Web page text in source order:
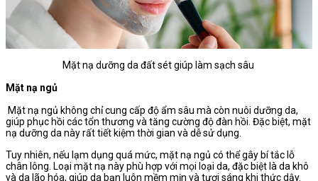
Mặt nạ dưỡng da đất sét giúp làm sạch sâu
Mặt nạ ngủ
Mặt nạ ngủ không chỉ cung cấp độ ẩm sâu mà còn nuôi dưỡng da,
giúp phục hồi các tổn thương và tăng cường độ đàn hồi. Đặc biệt, mặt
nạ dưỡng da này rất tiết kiệm thời gian và dễ sử dụng.
Tuy nhiên, nếu lạm dụng quá mức, mặt nạ ngủ có thể gây bí tắc lỗ
chân lông. Loại mặt nạ này phù hợp với mọi loại da, đặc biệt là da khô
và da lão hóa, giúp da bạn luôn mềm mịn và tươi sáng khi thức dậy.